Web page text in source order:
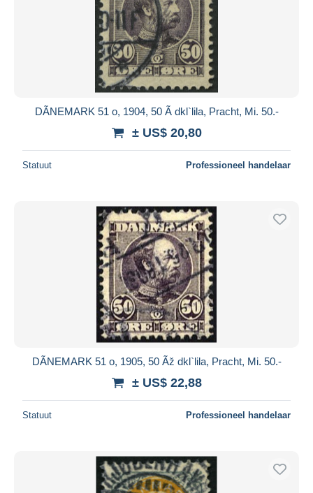
DÃNEMARK 51 o, 1904, 50 Ã dkl`lila, Pracht, Mi. 50.-
± US$ 20,80
Statuut Professioneel handelaar
DÃNEMARK 51 o, 1905, 50 Ãž dkl`lila, Pracht, Mi. 50.-
± US$ 22,88
Statuut Professioneel handelaar